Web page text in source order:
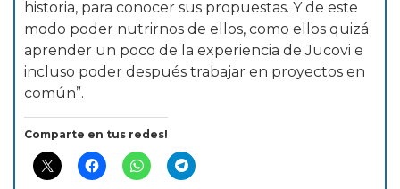
historia, para conocer sus propuestas. Y de este
modo poder nutrirnos de ellos, como ellos quizá
aprender un poco de la experiencia de Jucovi e
incluso poder después trabajar en proyectos en
común”.
Comparte en tus redes!